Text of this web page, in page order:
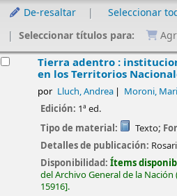
De-resaltar Seleccionar
Seleccionar títulos para:
Tierra adentro :
en los Territorios
por Lluch, Andrea Moroni,
Edición: 1ª ed.
Tipo de material:
Texto;
Detalles de publicación:
Disponibilidad:Ítems
del Archivo General de la Nación
15916 .